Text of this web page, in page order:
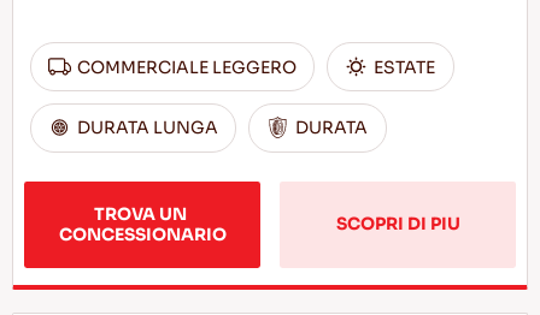
COMMERCIALE LEGGERO ESTATE
DURATA LUNGA DURATA
TROVA UN
CONCESSIONARIO
SCOPRI DI PIU